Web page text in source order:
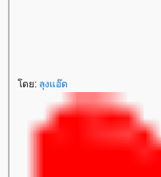
ดย: ลุงแอ๊ด